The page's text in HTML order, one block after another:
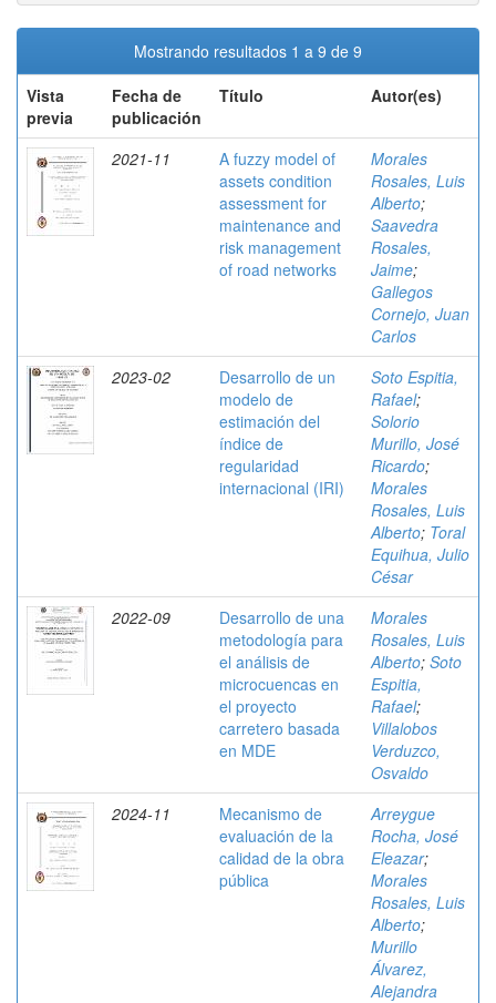
Mostrando resultados 1 a 9 de 9
Vista
previa
Fecha de
publicación
Título Autor(es)
2021-11
A fuzzy model of
assets condition
assessment for
maintenance and
risk management
of road networks
Morales
Rosales, Luis
Alberto;
Saavedra
Rosales,
Jaime;
Gallegos
Cornejo, Juan
Carlos
2023-02
Desarrollo de un
modelo de
estimación del
índice de
regularidad
internacional (IRI)
Soto Espitia,
Rafael;
Solorio
Murillo, José
Ricardo;
Morales
Rosales, Luis
Alberto; Toral
Equihua, Julio
César
2022-09
Desarrollo de una
metodología para
el análisis de
microcuencas en
el proyecto
carretero basada
en MDE
Morales
Rosales, Luis
Alberto; Soto
Espitia,
Rafael;
Villalobos
Verduzco,
Osvaldo
2024-11
Mecanismo de
evaluación de la
calidad de la obra
pública
Arreygue
Rocha, José
Eleazar;
Morales
Rosales, Luis
Alberto;
Murillo
Álvarez,
Alejandra